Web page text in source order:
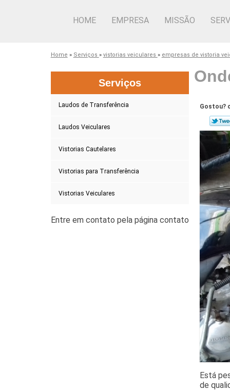
HOME EMPRESA MISSÃO
Home » Serviços » vistorias veiculares » empresas de vistoria
Serviços
Laudos de Transferência
Laudos Veiculares
Vistorias Cautelares
Vistorias para Transferência
Vistorias Veiculares
Gostou?
Está
de